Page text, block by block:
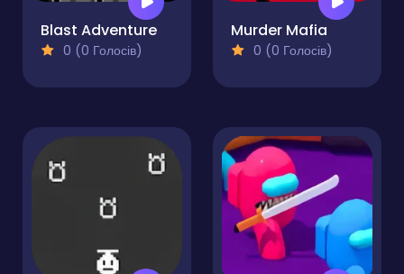
Blast Adventure
0 (0 Голосів)
Murder Mafia
0 (0 Голосів)